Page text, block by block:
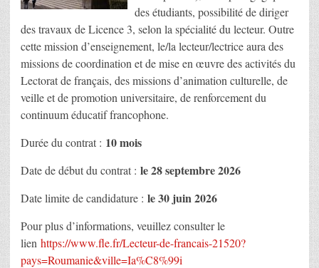
des étudiants, possibilité de diriger
des travaux de Licence 3, selon la spécialité du lecteur. Outre
cette mission d’enseignement, le/la lecteur/lectrice aura des
missions de coordination et de mise en œuvre des activités du
Lectorat de français, des missions d’animation culturelle, de
veille et de promotion universitaire, de renforcement du
continuum éducatif francophone.
Durée du contrat : 10 mois
Date de début du contrat : le 28 septembre 2026
Date limite de candidature : le 30 juin 2026
Pour plus d’informations, veuillez consulter le
lien https://www.fle.fr/Lecteur-de-francais-21520?
pays=Roumanie&ville=Ia%C8%99i